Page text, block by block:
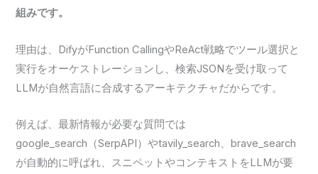
組みです。
理由は、DifyがFunction CallingやReAct戦略でツール選択と
実行をオーケストレーションし、検索JSONを受け取って
LLMが自然言語に合成するアーキテクチャだからです。
例えば、最新情報が必要な質問では
google_search（SerpAPI）やtavily_search、brave_search
が自動的に呼ばれ、スニペットやコンテキストをLLMが要